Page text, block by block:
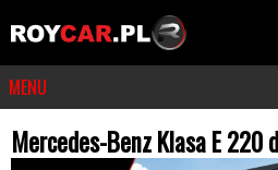
MENU
Mercedes-Benz Klasa E 220